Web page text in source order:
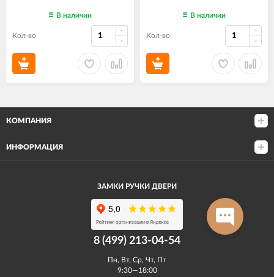
В наличии
Кол-во
В наличии
Кол-во
КОМПАНИЯ
ИНФОРМАЦИЯ
ЗАМКИ РУЧКИ ДВЕРИ
8 (499) 213-04-54​
Пн, Вт, Ср, Чт, Пт
9:30—18:00